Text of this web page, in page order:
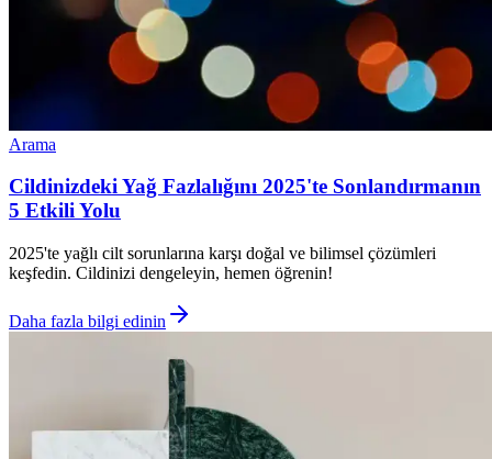
Arama
Cildinizdeki Yağ Fazlalığını 2025'te Sonlandırmanın
5 Etkili Yolu
2025'te yağlı cilt sorunlarına karşı doğal ve bilimsel çözümleri
keşfedin. Cildinizi dengeleyin, hemen öğrenin!
Daha fazla bilgi edinin